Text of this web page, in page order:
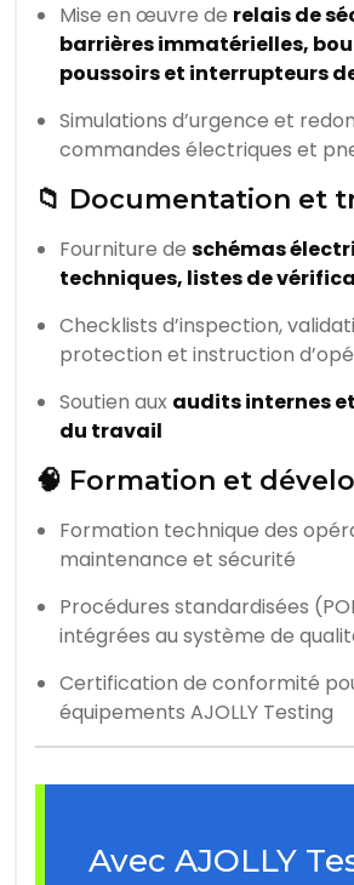
Mise en œuvre de relais de
barrières immatérielles,
poussoirs et interrupteurs
Simulations d’urgence et
commandes électriques et
📁 Documentation et
Fourniture de schémas
techniques, listes de
Checklists d’inspection,
protection et instruction
Soutien aux audits internes
du travail
🧠 Formation et
Formation technique des
maintenance et sécurité
Procédures standardisées
intégrées au système de
Certification de conformité
équipements AJOLLY Testing
Avec AJOLLY